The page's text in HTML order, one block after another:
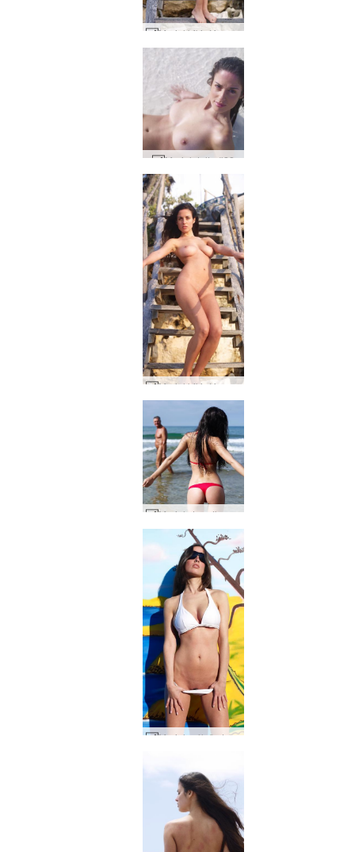
Muriel bikiní fundur #4
Muriel delta #22
Muriel bikiní fundur #71
Muriel strandkanína #23
Muriel máluð strönd #19